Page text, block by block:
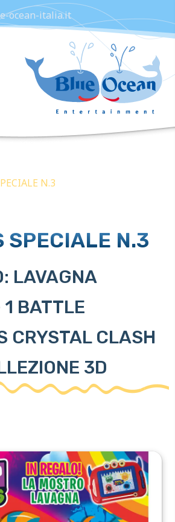
ocean-italia.it
N.3
SPECIALE N.3
LAVAGNA
1 BATTLE
CRYSTAL CLASH
3D